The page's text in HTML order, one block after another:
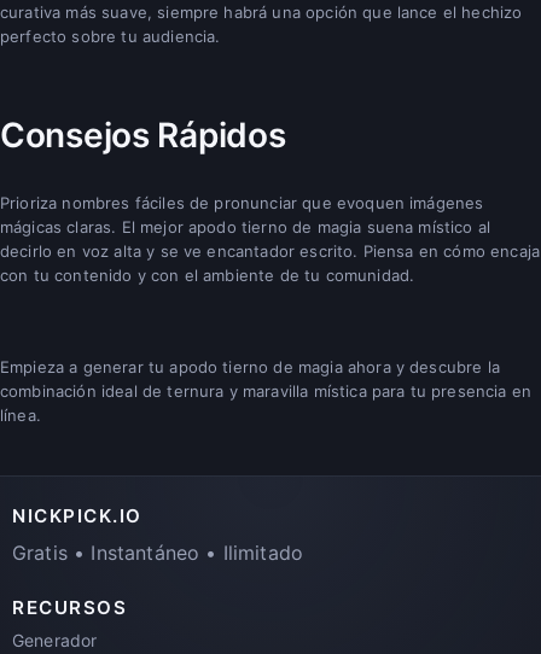
curativa más suave, siempre habrá una opción que lance el hechizo
perfecto sobre tu audiencia.
Consejos Rápidos
Prioriza nombres fáciles de pronunciar que evoquen imágenes
mágicas claras. El mejor apodo tierno de magia suena místico al
decirlo en voz alta y se ve encantador escrito. Piensa en cómo encaja
con tu contenido y con el ambiente de tu comunidad.
Empieza a generar tu apodo tierno de magia ahora y descubre la
combinación ideal de ternura y maravilla mística para tu presencia en
línea.
NICKPICK.IO
Gratis • Instantáneo • Ilimitado
RECURSOS
Generador